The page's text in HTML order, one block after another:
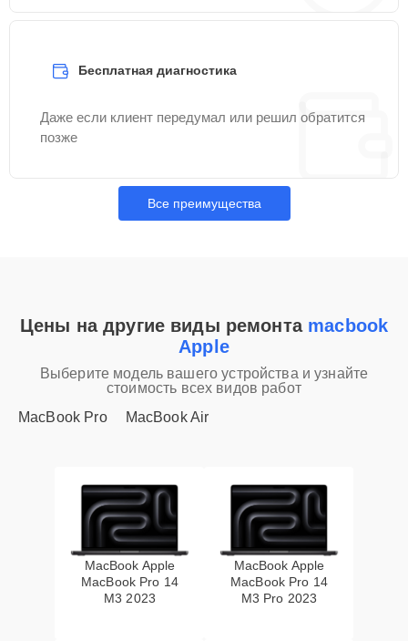
Бесплатная диагностика
Даже если клиент передумал или решил обратится
позже
Все преимущества
Цены на другие виды ремонта macbook
Apple
Выберите модель вашего устройства и узнайте
стоимость всех видов работ
MacBook Pro
MacBook Air
MacBook Apple
MacBook Pro 14
M3 2023
MacBook Apple
MacBook Pro 14
M3 Pro 2023